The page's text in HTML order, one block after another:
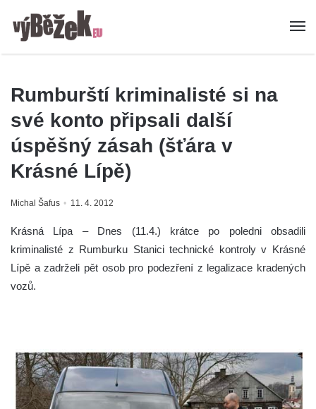
Rumburští kriminalisté si na
své konto připsali další
úspěšný zásah (šťára v
Krásné Lípě)
Michal Šafus 11. 4. 2012
Krásná Lípa – Dnes (11.4.) krátce po poledni obsadili
kriminalisté z Rumburku Stanici technické kontroly v Krásné
Lípě a zadrželi pět osob pro podezření z legalizace kradených
vozů.